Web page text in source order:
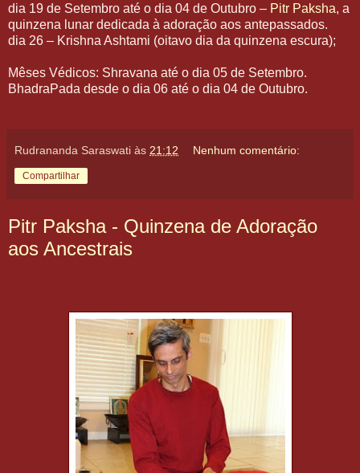
dia 19 de Setembro até o dia 04 de Outubro – Pitr Paksha, a
quinzena lunar dedicada à adoração aos antepassados.
dia 26 – Krishna Ashtami (oitavo dia da quinzena escura);
Mêses Védicos: Shravana até o dia 05 de Setembro.
BhadraPada desde o dia 06 até o dia 04 de Outubro.
Rudrananda Saraswati às 21:12 Nenhum comentário:
Compartilhar
Pitr Paksha - Quinzena de Adoração
aos Ancestrais